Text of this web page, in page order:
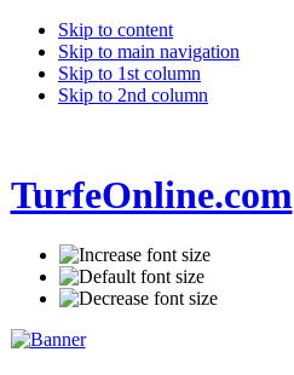
Skip to content
Skip to main navigation
Skip to 1st column
Skip to 2nd column
TurfeOnline.com